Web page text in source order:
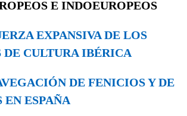
E INDOEUROPEOS
EXPANSIVA DE LOS
DE CULTURA IBÉRICA
DE FENICIOS Y DE
EN ESPAÑA